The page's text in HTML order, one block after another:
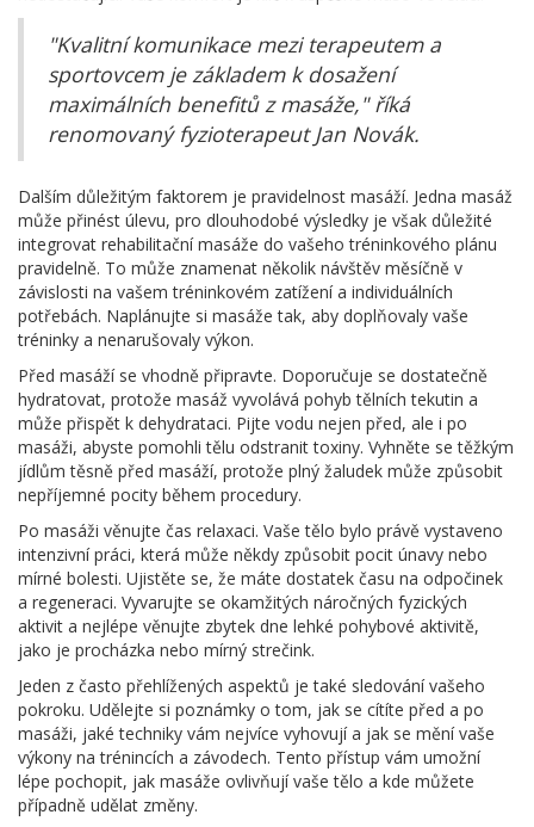
"Kvalitní komunikace mezi terapeutem a
sportovcem je základem k dosažení
maximálních benefitů z masáže," říká
renomovaný fyzioterapeut Jan Novák.
Dalším důležitým faktorem je pravidelnost masáží. Jedna masáž
může přinést úlevu, pro dlouhodobé výsledky je však důležité
integrovat rehabilitační masáže do vašeho tréninkového plánu
pravidelně. To může znamenat několik návštěv měsíčně v
závislosti na vašem tréninkovém zatížení a individuálních
potřebách. Naplánujte si masáže tak, aby doplňovaly vaše
tréninky a nenarušovaly výkon.
Před masáží se vhodně připravte. Doporučuje se dostatečně
hydratovat, protože masáž vyvolává pohyb tělních tekutin a
může přispět k dehydrataci. Pijte vodu nejen před, ale i po
masáži, abyste pomohli tělu odstranit toxiny. Vyhněte se těžkým
jídlům těsně před masáží, protože plný žaludek může způsobit
nepříjemné pocity během procedury.
Po masáži věnujte čas relaxaci. Vaše tělo bylo právě vystaveno
intenzivní práci, která může někdy způsobit pocit únavy nebo
mírné bolesti. Ujistěte se, že máte dostatek času na odpočinek
a regeneraci. Vyvarujte se okamžitých náročných fyzických
aktivit a nejlépe věnujte zbytek dne lehké pohybové aktivitě,
jako je procházka nebo mírný strečink.
Jeden z často přehlížených aspektů je také sledování vašeho
pokroku. Udělejte si poznámky o tom, jak se cítíte před a po
masáži, jaké techniky vám nejvíce vyhovují a jak se mění vaše
výkony na trénincích a závodech. Tento přístup vám umožní
lépe pochopit, jak masáže ovlivňují vaše tělo a kde můžete
případně udělat změny.